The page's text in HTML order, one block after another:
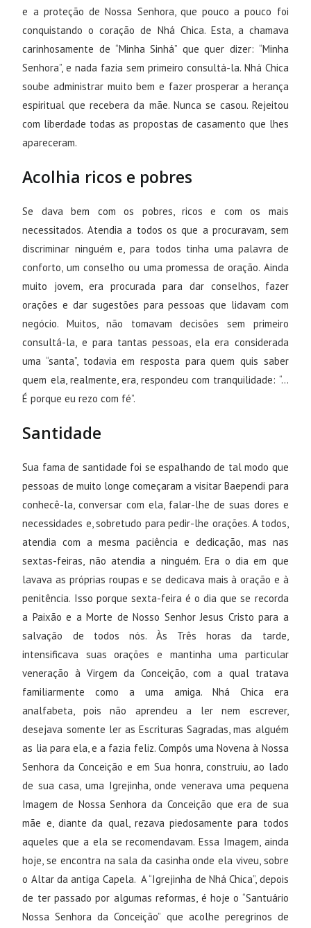
e a proteção de Nossa Senhora, que pouco a pouco foi
conquistando o coração de Nhá Chica. Esta, a chamava
carinhosamente de “Minha Sinhá” que quer dizer: “Minha
Senhora”, e nada fazia sem primeiro consultá-la. Nhá Chica
soube administrar muito bem e fazer prosperar a herança
espiritual que recebera da mãe. Nunca se casou. Rejeitou
com liberdade todas as propostas de casamento que lhes
apareceram.
Acolhia ricos e pobres
Se dava bem com os pobres, ricos e com os mais
necessitados. Atendia a todos os que a procuravam, sem
discriminar ninguém e, para todos tinha uma palavra de
conforto, um conselho ou uma promessa de oração. Ainda
muito jovem, era procurada para dar conselhos, fazer
orações e dar sugestões para pessoas que lidavam com
negócio. Muitos, não tomavam decisões sem primeiro
consultá-la, e para tantas pessoas, ela era considerada
uma “santa”, todavia em resposta para quem quis saber
quem ela, realmente, era, respondeu com tranquilidade: “…
É porque eu rezo com fé”.
Santidade
Sua fama de santidade foi se espalhando de tal modo que
pessoas de muito longe começaram a visitar Baependi para
conhecê-la, conversar com ela, falar-lhe de suas dores e
necessidades e, sobretudo para pedir-lhe orações. A todos,
atendia com a mesma paciência e dedicação, mas nas
sextas-feiras, não atendia a ninguém. Era o dia em que
lavava as próprias roupas e se dedicava mais à oração e à
penitência. Isso porque sexta-feira é o dia que se recorda
a Paixão e a Morte de Nosso Senhor Jesus Cristo para a
salvação de todos nós. Às Três horas da tarde,
intensificava suas orações e mantinha uma particular
veneração à Virgem da Conceição, com a qual tratava
familiarmente como a uma amiga. Nhá Chica era
analfabeta, pois não aprendeu a ler nem escrever,
desejava somente ler as Escrituras Sagradas, mas alguém
as lia para ela, e a fazia feliz. Compôs uma Novena à Nossa
Senhora da Conceição e em Sua honra, construiu, ao lado
de sua casa, uma Igrejinha, onde venerava uma pequena
Imagem de Nossa Senhora da Conceição que era de sua
mãe e, diante da qual, rezava piedosamente para todos
aqueles que a ela se recomendavam. Essa Imagem, ainda
hoje, se encontra na sala da casinha onde ela viveu, sobre
o Altar da antiga Capela. A “Igrejinha de Nhá Chica”, depois
de ter passado por algumas reformas, é hoje o “Santuário
Nossa Senhora da Conceição” que acolhe peregrinos de